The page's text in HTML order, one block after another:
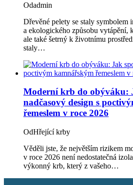
Odadmin
Dřevěné pelety se staly symbolem
a ekologického způsobu vytápění,
ale také šetrný k životnímu
staly…
Moderní krb do obýváku:
nadčasový design s
řemeslem v roce 2026
OdHřející krby
Věděli jste, že největším rizikem
v roce 2026 není nedostatečná
výkonný krb, který z vašeho…